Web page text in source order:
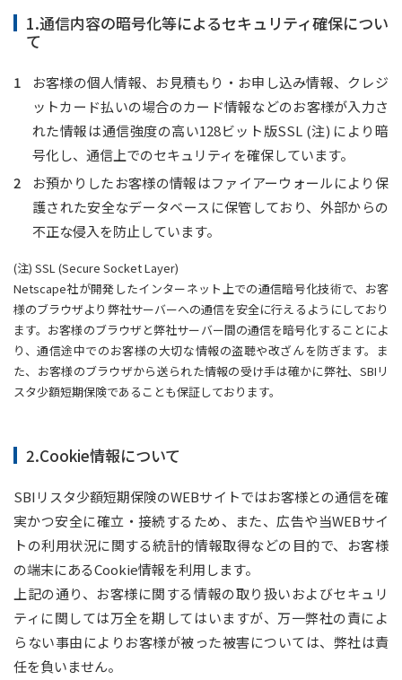
1.通信内容の暗号化等によるセキュリティ確保につい
て
お客様の個人情報、お見積もり・お申し込み情報、クレジ
ットカード払いの場合のカード情報などのお客様が入力さ
れた情報は通信強度の高い128ビット版SSL (注) により暗
号化し、通信上でのセキュリティを確保しています。
お預かりしたお客様の情報はファイアーウォールにより保
護された安全なデータベースに保管しており、外部からの
不正な侵入を防止しています。
(注) SSL (Secure Socket Layer)
Netscape社が開発したインターネット上での通信暗号化技術で、お客
様のブラウザより弊社サーバーへの通信を安全に行えるようにしており
ます。お客様のブラウザと弊社サーバー間の通信を暗号化することによ
り、通信途中でのお客様の大切な情報の盗聴や改ざんを防ぎます。ま
た、お客様のブラウザから送られた情報の受け手は確かに弊社、SBIリ
スタ少額短期保険であることも保証しております。
2.Cookie情報について
SBIリスタ少額短期保険のWEBサイトではお客様との通信を確
実かつ安全に確立・接続するため、また、広告や当WEBサイ
トの利用状況に関する統計的情報取得などの目的で、お客様
の端末にあるCookie情報を利用します。
上記の通り、お客様に関する情報の取り扱いおよびセキュリ
ティに関しては万全を期してはいますが、万一弊社の責によ
らない事由によりお客様が被った被害については、弊社は責
任を負いません。